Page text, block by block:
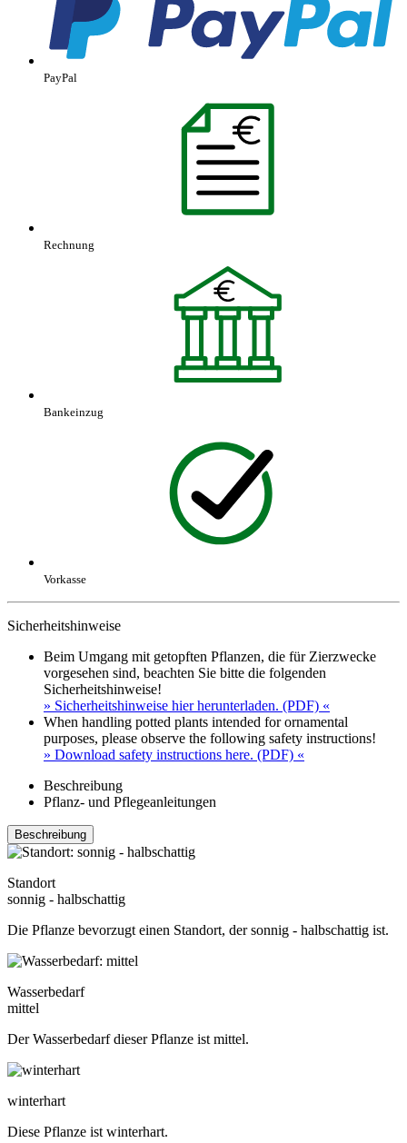
PayPal
Rechnung
Bankeinzug
Vorkasse
Sicherheitshinweise
Beim Umgang mit getopften Pflanzen, die für Zierzwecke
vorgesehen sind, beachten Sie bitte die folgenden
Sicherheitshinweise!
» Sicherheitshinweise hier herunterladen. (PDF) «
When handling potted plants intended for ornamental
purposes, please observe the following safety instructions!
» Download safety instructions here. (PDF) «
Beschreibung
Pflanz- und Pflegeanleitungen
Beschreibung
Standort
sonnig - halbschattig
Die Pflanze bevorzugt einen Standort, der sonnig - halbschattig ist.
Wasserbedarf
mittel
Der Wasserbedarf dieser Pflanze ist mittel.
winterhart
Diese Pflanze ist winterhart.